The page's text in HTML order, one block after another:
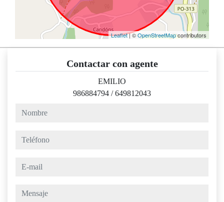
Leaflet| ©OpenStreetMapcontributors
Contactar con agente
EMILIO
986884794 /649812043
nombre
teléfono
e-mail
mensaje